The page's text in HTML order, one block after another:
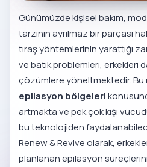
Günümüzde kişisel bakım,
tarzının ayrılmaz bir parçası
tıraş yöntemlerinin yarattığı
ve batık problemleri, erkekleri
çözümlere yöneltmektedir.
epilasyon bölgeleri
artmakta ve pek çok kişi
bu teknolojiden
Renew & Revive olarak,
planlanan epilasyon